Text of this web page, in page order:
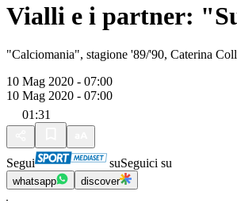
Vialli e i partner:
"Calciomania", stagione '89/'90, Caterina
10 Mag 2020 - 07:00
10 Mag 2020 - 07:00
01:31
Segui suSeguici su
whatsapp discover